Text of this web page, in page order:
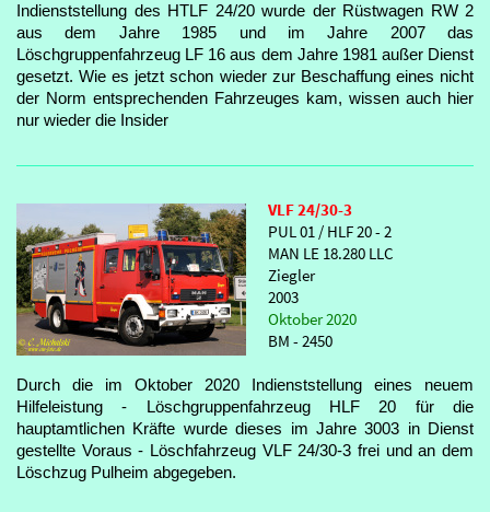
Indienststellung des HTLF 24/20 wurde der Rüstwagen RW 2
aus dem Jahre 1985 und im Jahre 2007 das
Löschgruppenfahrzeug LF 16 aus dem Jahre 1981 außer Dienst
gesetzt. Wie es jetzt schon wieder zur Beschaffung eines nicht
der Norm entsprechenden Fahrzeuges kam, wissen auch hier
nur wieder die Insider
VLF 24/30-3
PUL 01 / HLF 20 - 2
MAN LE 18.280 LLC
Ziegler
2003
Oktober 2020
BM - 2450
Durch die im Oktober 2020 Indienststellung eines neuem
Hilfeleistung - Löschgruppenfahrzeug HLF 20 für die
hauptamtlichen Kräfte wurde dieses im Jahre 3003 in Dienst
gestellte Voraus - Löschfahrzeug VLF 24/30-3 frei und an dem
Löschzug Pulheim abgegeben.